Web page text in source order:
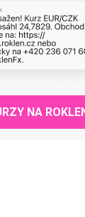
NA